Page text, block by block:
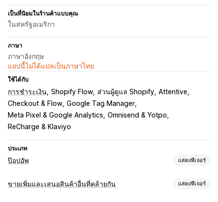
เป็นที่นิยมในร้านค้าแบบคุณ
ในสหรัฐอเมริกา
ภาษา
ภาษาอังกฤษ
แอปนี้ไม่ได้แปลเป็นภาษาไทย
ใช้ได้กับ
การชำระเงิน Shopify Flow ส่วนผู้ดูแล Shopify Attentive
Checkout & Flow Google Tag Manager
Meta Pixel & Google Analytics Omnisend & Yotpo
ReCharge & Klaviyo
ประเภท
ป๊อปอัพ แสดงฟีเจอร์
ประเภทป๊อปอัพ
ขายเพิ่มและเสนอสินค้าอื่นที่คล้ายกัน แสดงฟีเจอร์